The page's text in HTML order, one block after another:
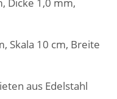
Skala 10 cm, Breite
aus Edelstahl